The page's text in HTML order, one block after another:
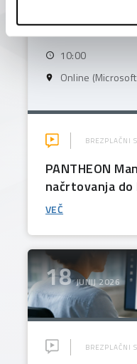
27 AVGUST 2026
10:00
Online
BREZPLAČNI
PANTHEON
načrtovanja
VEČ
18 JUNIJ 2026
BREZPLAČNI